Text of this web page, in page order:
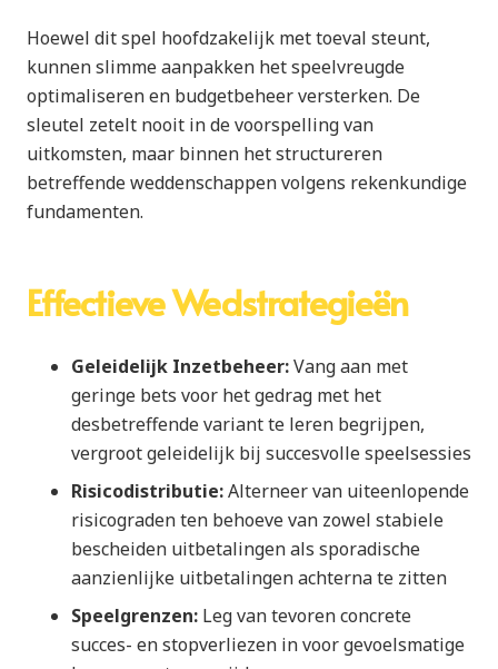
Hoewel dit spel hoofdzakelijk met toeval steunt,
kunnen slimme aanpakken het speelvreugde
optimaliseren en budgetbeheer versterken. De
sleutel zetelt nooit in de voorspelling van
uitkomsten, maar binnen het structureren
betreffende weddenschappen volgens rekenkundige
fundamenten.
Effectieve Wedstrategieën
Geleidelijk Inzetbeheer:Vang aan met
geringe bets voor het gedrag met het
desbetreffende variant te leren begrijpen,
vergroot geleidelijk bij succesvolle speelsessies
Risicodistributie:Alterneer van uiteenlopende
risicograden ten behoeve van zowel stabiele
bescheiden uitbetalingen als sporadische
aanzienlijke uitbetalingen achterna te zitten
Speelgrenzen: Leg van tevoren concrete
succes- en stopverliezen in voor gevoelsmatige